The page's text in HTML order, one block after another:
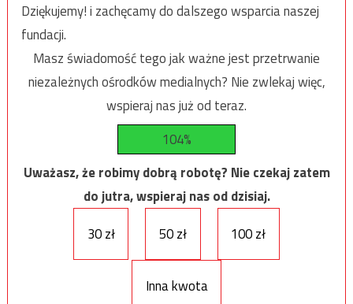
Dziękujemy! i zachęcamy do dalszego wsparcia naszej
fundacji.
Masz świadomość tego jak ważne jest przetrwanie
niezależnych ośrodków medialnych? Nie zwlekaj więc,
wspieraj nas już od teraz.
104%
Uważasz, że robimy dobrą robotę? Nie czekaj zatem
do jutra, wspieraj nas od dzisiaj.
30 zł
50 zł 100 zł
Inna kwota